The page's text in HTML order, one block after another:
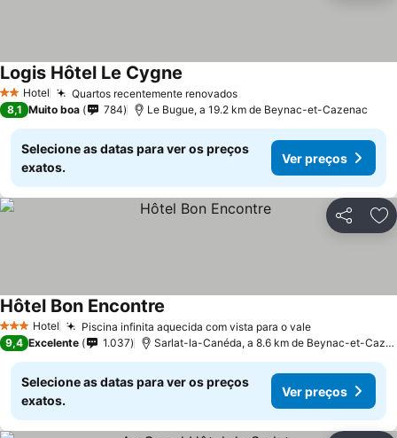
2 Estrelas
Hotel Quartos recentemente renovados
Logis Hôtel Le Cygne
8,1 Muito boa 784 Le Bugue, a 19.2 km de Beynac-et-Cazenac
Selecione as datas para ver os preços
exatos.
Ver preços
Partilhar
3 EstrelasHotel Piscina infinita aquecida com vista para o vale
Hôtel Bon Encontre
9,4 Excelente 1.037 Sarlat-la-Canéda, a 8.6 km de Beynac-et-Cazenac
Selecione as datas para ver os preços
exatos.
Ver preços